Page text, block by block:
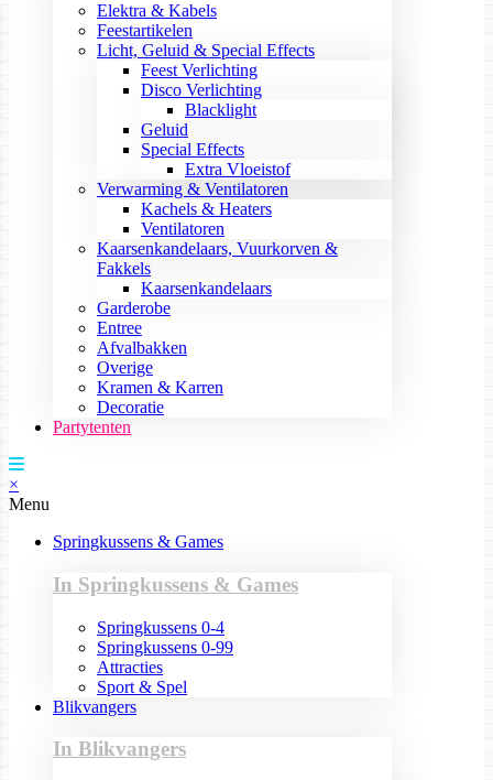
Elektra & Kabels
Feestartikelen
Licht, Geluid & Special Effects
Feest Verlichting
Disco Verlichting
Blacklight
Geluid
Special Effects
Extra Vloeistof
Verwarming & Ventilatoren
Kachels & Heaters
Ventilatoren
Kaarsenkandelaars, Vuurkorven &
Fakkels
Kaarsenkandelaars
Garderobe
Entree
Afvalbakken
Overige
Kramen & Karren
Decoratie
Partytenten
×
Menu
Springkussens & Games
In Springkussens & Games
Springkussens 0-4
Springkussens 0-99
Attracties
Sport & Spel
Blikvangers
In Blikvangers